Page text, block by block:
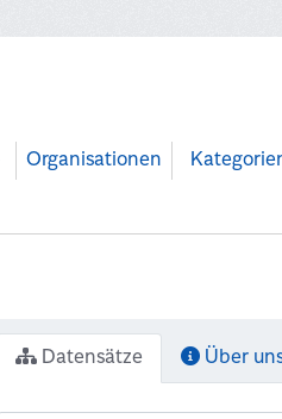
Organisationen
Datensätze Über